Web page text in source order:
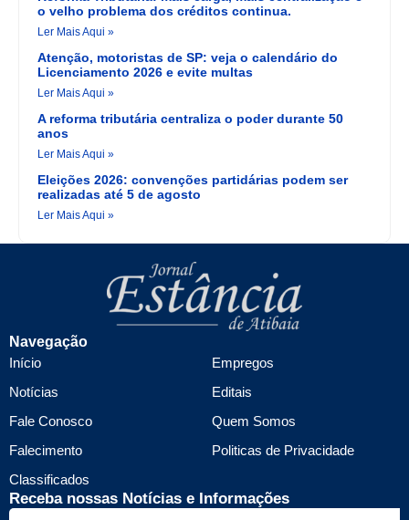
o velho problema dos créditos continua.
Ler Mais Aqui »
Atenção, motoristas de SP: veja o calendário do
Licenciamento 2026 e evite multas
Ler Mais Aqui »
A reforma tributária centraliza o poder durante 50
anos
Ler Mais Aqui »
Eleições 2026: convenções partidárias podem ser
realizadas até 5 de agosto
Ler Mais Aqui »
Navegação
Início
Notícias
Fale Conosco
Falecimento
Classificados
Empregos
Editais
Quem Somos
Politicas de Privacidade
Receba nossas Notícias e Informações